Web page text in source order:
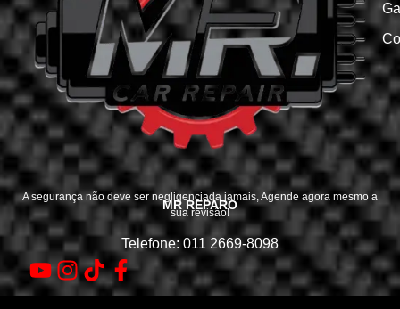
MR REPARO
A segurança não deve ser negligenciada jamais, Agende agora mesmo a
sua revisão!
Telefone: 011 2669-8098